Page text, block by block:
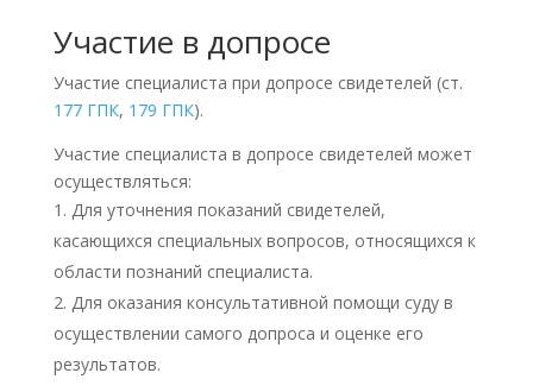
Участие в допросе
Участие специалиста при допросе свидетелей (ст.
177 ГПК, 179 ГПК).
Участие специалиста в допросе свидетелей может
осуществляться:
Для уточнения показаний свидетелей,
касающихся специальных вопросов, относящихся к
области познаний специалиста.
Для оказания консультативной помощи суду в
осуществлении самого допроса и оценке его
результатов.